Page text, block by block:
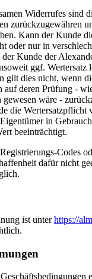
Widerrufes sind
zurückzugewähren
Kann der Kunde
oder nur in
der Kunde der
ggf. Wertersatz
gilt dies nicht, wenn
auf deren Prüfung -
wäre -
die Wertersatzpflicht
in
beeinträchtigt.
Codes
dafür nicht
ist unterhttps://